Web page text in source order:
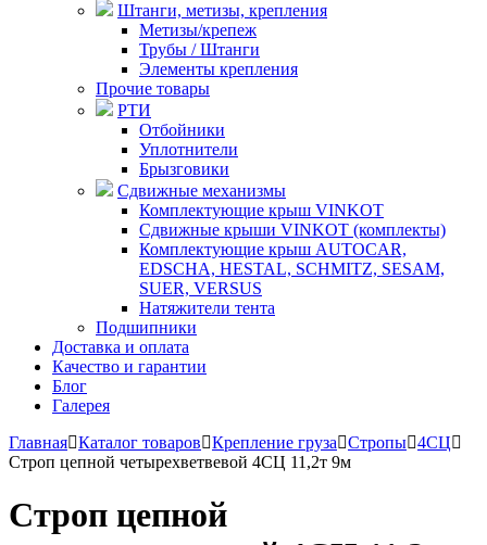
Штанги, метизы, крепления
Метизы/крепеж
Трубы / Штанги
Элементы крепления
Прочие товары
РТИ
Отбойники
Уплотнители
Брызговики
Сдвижные механизмы
Комплектующие крыш VINKOT
Сдвижные крыши VINKOT (комплекты)
Комплектующие крыш AUTOCAR,
EDSCHA, HESTAL, SCHMITZ, SESAM,
SUER, VERSUS
Натяжители тента
Подшипники
Доставка и оплата
Качество и гарантии
Блог
Галерея
Главная Каталог товаров Крепление груза Стропы 4СЦ
Строп цепной четырехветвевой 4СЦ 11,2т 9м
Строп цепной